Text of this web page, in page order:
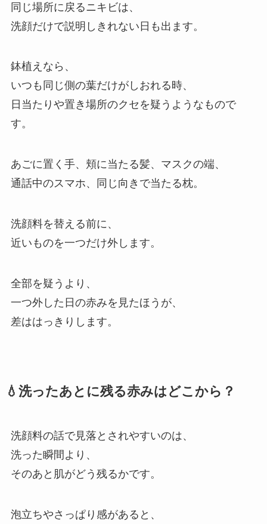
同じ場所に戻るニキビは、
洗顔だけで説明しきれない日も出ます。
鉢植えなら、
いつも同じ側の葉だけがしおれる時、
日当たりや置き場所のクセを疑うようなもので
す。
あごに置く手、頬に当たる髪、マスクの端、
通話中のスマホ、同じ向きで当たる枕。
洗顔料を替える前に、
近いものを一つだけ外します。
全部を疑うより、
一つ外した日の赤みを見たほうが、
差ははっきりします。
💧洗ったあとに残る赤みはどこから？
洗顔料の話で見落とされやすいのは、
洗った瞬間より、
そのあと肌がどう残るかです。
泡立ちやさっぱり感があると、